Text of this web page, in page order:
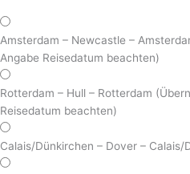
Amsterdam – Newcastle –
Angabe Reisedatum beachten)
Rotterdam – Hull – Rotterdam
Reisedatum beachten)
Calais/Dünkirchen – Dover – Calais/